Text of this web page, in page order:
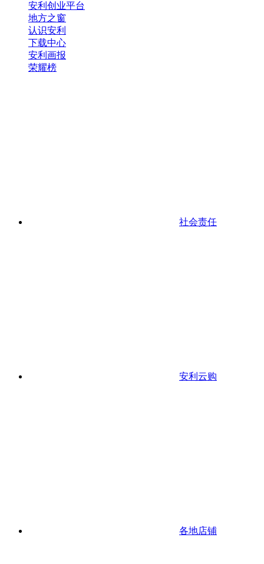
安利创业平台
地方之窗
认识安利
下载中心
安利画报
荣耀榜
社会责任
安利云购
各地店铺